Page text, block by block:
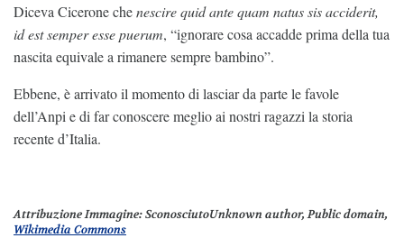
Diceva Cicerone chenescire quid ante quam natus sis acciderit,
id est semper esse puerum, “ignorare cosa accadde prima della tua
nascita equivale a rimanere sempre bambino”.
Ebbene, è arrivato il momento di lasciar da parte le favole
dell’Anpi e di far conoscere meglio ai nostri ragazzi la storia
recente d’Italia.
Attribuzione Immagine: SconosciutoUnknown author, Public domain,
Wikimedia Commons